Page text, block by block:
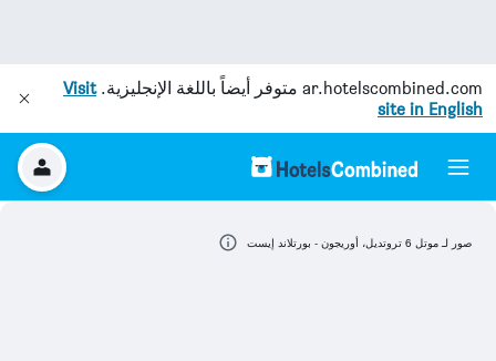
ar.hotelscombined.com متوفر أيضاً باللغة الإنجليزية.Visit
site in English
صور لـ موتل 6 تروتديل، أوريجون - بورتلاند إيست